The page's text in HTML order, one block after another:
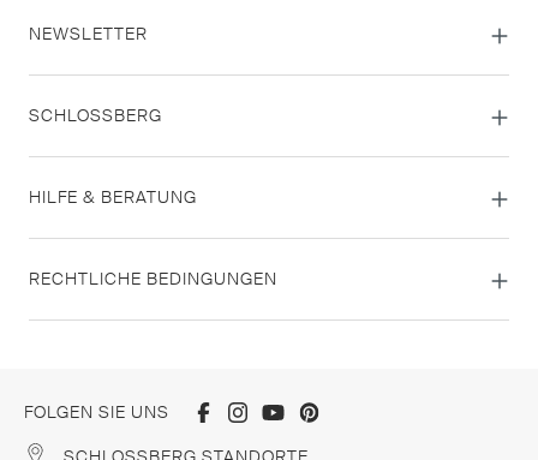
NEWSLETTER
SCHLOSSBERG
HILFE & BERATUNG
RECHTLICHE BEDINGUNGEN
FOLGEN SIE UNS